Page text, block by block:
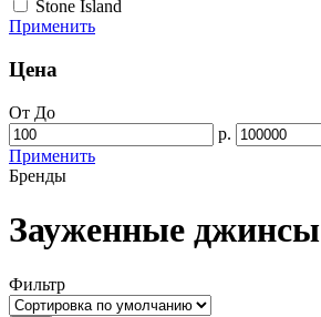
Stone Island
Применить
Цена
От До
р.
Применить
Бренды
Зауженные джинсы
Фильтр